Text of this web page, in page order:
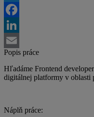
Twitter
Facebook
LinkedIn
Email
Popis práce
Hľadáme Frontend
digitálnej platformy v oblasti
Náplň práce: